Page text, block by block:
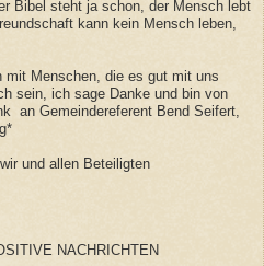
Bibel steht ja schon, der Mensch lebt
kann kein Mensch leben,
mit Menschen, die es gut mit uns
sein, ich sage Danke und bin von
an Gemeindereferent Bend Seifert,
und allen Beteiligten
NACHRICHTEN